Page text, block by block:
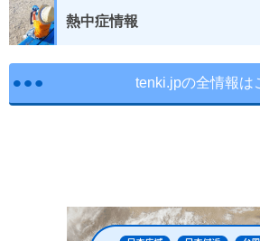
熱中症情報
tenki.jpの全情報は